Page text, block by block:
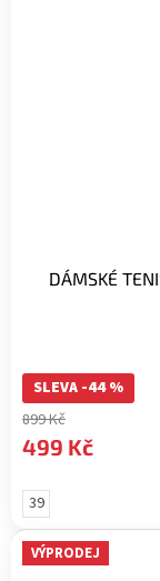
DÁMSKÉ
SLEVA -44 %
899 Kč
499 Kč
39
VÝPRODEJ